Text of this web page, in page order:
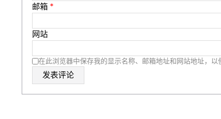
邮箱 *
网站
在此浏览器中保存我的显示名称、邮箱地址和网站地址，